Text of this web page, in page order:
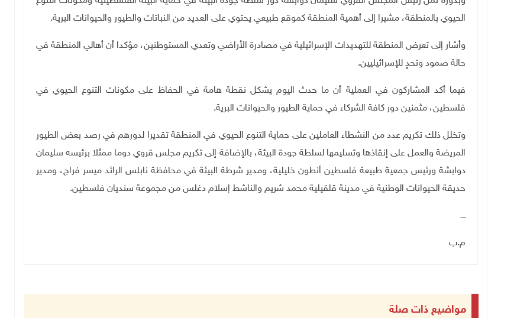
الحيوي بالمنطقة، مشيرا إلى أهمية المنطقة كموقع طبيعي يحتوي على العديد من النباتات والطيور والحيوانات البرية.
وأشار إلى تعرض المنطقة للتهديدات الإسرائيلية في مصادرة الأراضي وتعدي المستوطنين، مؤكدا أن أهالي المنطقة في
حالة صمود وتحدٍ للإسرائيليين.
فيما أكد المشاركون في العملية أن ما حدث اليوم يشكل نقطة هامة في الحفاظ على مكونات التنوع الحيوي في
فلسطين، مثمنين دور كافة الشركاء في حماية الطيور والحيوانات البرية.
وتخلل ذلك تكريم عدد من النشطاء العاملين على حماية التنوع الحيوي في المنطقة تقديرا لدورهم في رصد بعض الطيور
المريضة والعمل على إنقاذها وتسليمها لسلطة جودة البيئة، بالإضافة إلى تكريم مجلس قروي دوما ممثلا برئيسه سليمان
دوابشة ورئيس جمعية طبيعة فلسطين أنطون خليلية، ومدير شرطة البيئة في محافظة نابلس الرائد ميسر فراج، ومدير
حديقة الحيوانات الوطنية في مدينة قلقيلية محمد شريم والناشط إسلام دغلس من مجموعة سنديان فلسطين.
ــــ
م.ب
مواضيع ذات صلة